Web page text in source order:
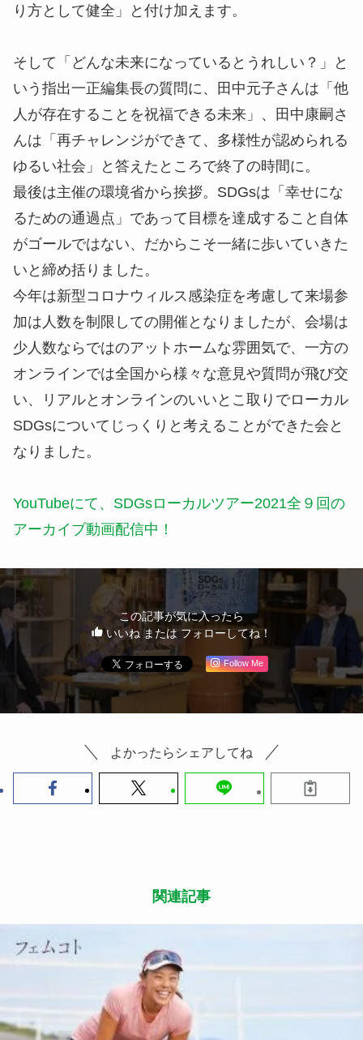
り方として健全」と付け加えます。
そして「どんな未来になっているとうれしい？」と
いう指出一正編集長の質問に、田中元子さんは「他
人が存在することを祝福できる未来」、田中康嗣さ
んは「再チャレンジができて、多様性が認められる
ゆるい社会」と答えたところで終了の時間に。
最後は主催の環境省から挨拶。SDGsは「幸せにな
るための通過点」であって目標を達成すること自体
がゴールではない、だからこそ一緒に歩いていきた
いと締め括りました。
今年は新型コロナウィルス感染症を考慮して来場参
加は人数を制限しての開催となりましたが、会場は
少人数ならではのアットホームな雰囲気で、一方の
オンラインでは全国から様々な意見や質問が飛び交
い、リアルとオンラインのいいとこ取りでローカル
SDGsについてじっくりと考えることができた会と
なりました。
YouTubeにて、SDGsローカルツアー2021全９回の
アーカイブ動画配信中！
この記事が気に入ったら
いいね または フォローしてね！
Follow Me
よかったらシェアしてね
関連記事